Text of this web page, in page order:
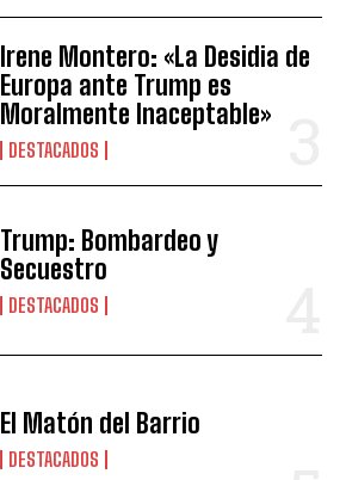
Irene Montero: «La Desidia de
Europa ante Trump es
Moralmente Inaceptable»
DESTACADOS
Trump: Bombardeo y
Secuestro
DESTACADOS
El Matón del Barrio
DESTACADOS